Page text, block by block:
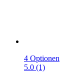
4 Optionen
5.0 (1)